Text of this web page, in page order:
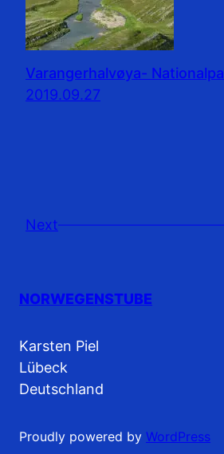
Varangerhalvøya-
2019.09.27
Next
NORWEGENSTUBE
Karsten Piel
Lübeck
Deutschland
Proudly powered by WordPress